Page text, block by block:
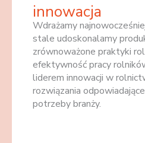
innowacja
Wdrażamy
stale udoskonalamy
zrównoważone praktyki
efektywność pracy
liderem innowacji w
rozwiązania
potrzeby branży.